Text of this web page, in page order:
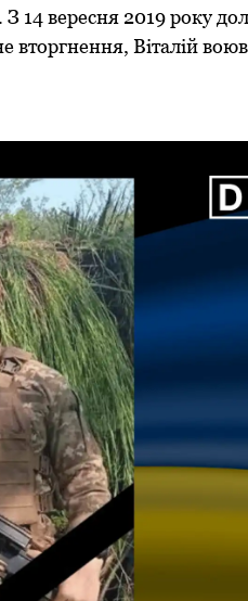
14 вересня 2019 рoку
Віталій